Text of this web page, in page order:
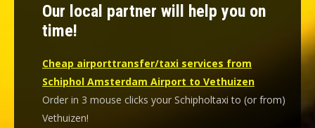
Our local partner will help you on
time!
Cheap airporttransfer/taxi services from
Schiphol Amsterdam Airport to Vethuizen
Order in 3 mouse clicks your Schipholtaxi to (or from)
Vethuizen!